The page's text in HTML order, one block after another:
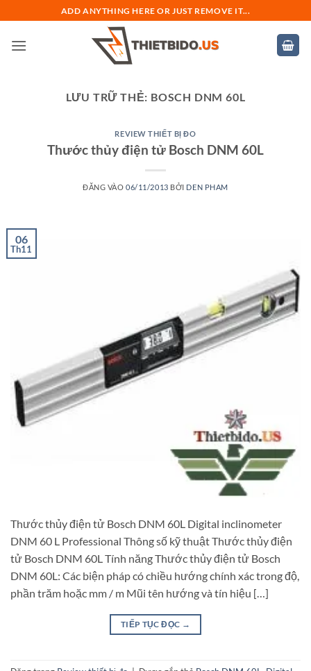
qua
nội
ADD ANYTHING HERE OR JUST REMOVE IT...
LƯU TRỮ THẺ: BOSCH DNM 60L
REVIEW THIẾT BỊ ĐO
Thước thủy điện tử Bosch DNM 60L
ĐĂNG VÀO06/11/2013 BỞI DEN PHAM
06
Th11
Thước thủy điện tử Bosch DNM 60L Digital inclinometer
DNM 60 L Professional Thông số kỹ thuật Thước thủy điện
tử Bosch DNM 60L Tính năng Thước thủy điện tử Bosch
DNM 60L: Các biện pháp có chiều hướng chính xác trong độ,
phần trăm hoặc mm / m Mũi tên hướng và tín hiệu […]
TIẾP TỤC ĐỌC →